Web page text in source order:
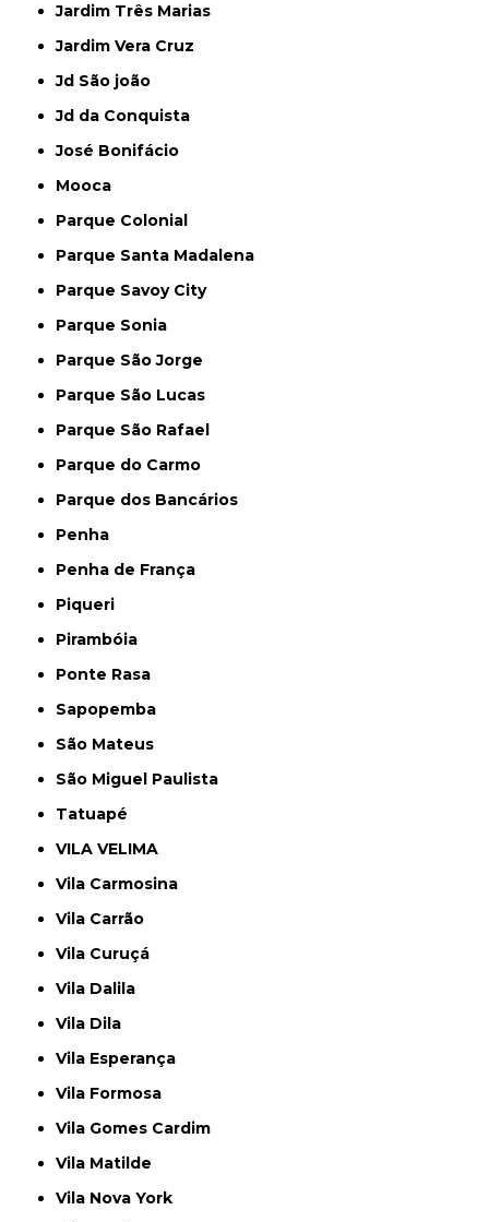
Jardim Três Marias
Jardim Vera Cruz
Jd São joão
Jd da Conquista
José Bonifácio
Mooca
Parque Colonial
Parque Santa Madalena
Parque Savoy City
Parque Sonia
Parque São Jorge
Parque São Lucas
Parque São Rafael
Parque do Carmo
Parque dos Bancários
Penha
Penha de França
Piqueri
Pirambóia
Ponte Rasa
Sapopemba
São Mateus
São Miguel Paulista
Tatuapé
VILA VELIMA
Vila Carmosina
Vila Carrão
Vila Curuçá
Vila Dalila
Vila Dila
Vila Esperança
Vila Formosa
Vila Gomes Cardim
Vila Matilde
Vila Nova York